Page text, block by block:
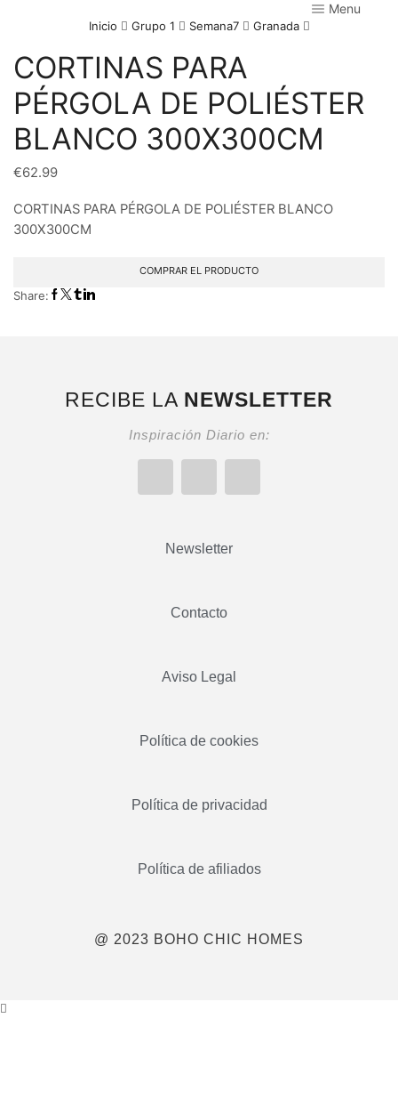
Menu
Inicio Grupo 1 Semana7 Granada
CORTINAS PARA
PÉRGOLA DE POLIÉSTER
BLANCO 300X300CM
€62.99
CORTINAS PARA PÉRGOLA DE POLIÉSTER BLANCO
300X300CM
COMPRAR EL PRODUCTO
Share:
RECIBE LA NEWSLETTER
Inspiración Diario en:
Newsletter
Contacto
Aviso Legal
Política de cookies
Política de privacidad
Política de afiliados
@ 2023 BOHO CHIC HOMES